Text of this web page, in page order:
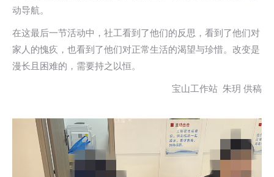
动导航。
在这最后一节活动中，社工看到了他们的反思，看到了他们对
家人的愧疚，也看到了他们对正常生活的渴望与珍惜。改变是
漫长且困难的，需要持之以恒。
宝山工作站 朱玥 供稿